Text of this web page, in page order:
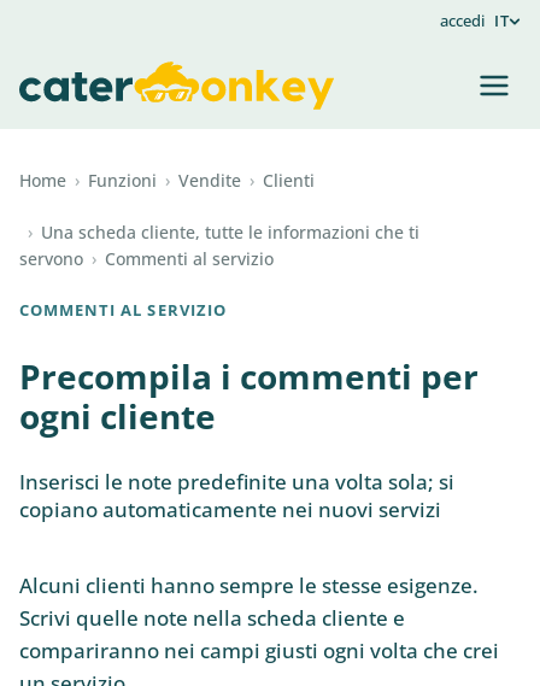
accedi IT
Home › Funzioni › Vendite › Clienti
› Una scheda cliente, tutte le informazioni che ti
servono › Commenti al servizio
COMMENTI AL SERVIZIO
Precompila i commenti per
ogni cliente
Inserisci le note predefinite una volta sola; si
copiano automaticamente nei nuovi servizi
Alcuni clienti hanno sempre le stesse esigenze.
Scrivi quelle note nella scheda cliente e
compariranno nei campi giusti ogni volta che crei